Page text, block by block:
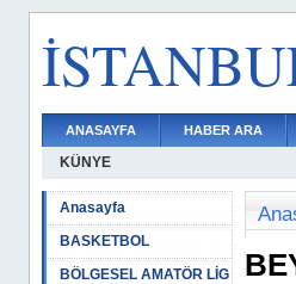
ANASAYFA HABER ARA
KÜNYE
Anasayfa
BASKETBOL
BÖLGESEL AMATÖR LİG